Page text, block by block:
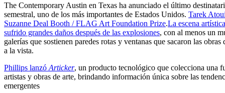
The Contemporary Austin en Texas ha anunciado el último
semestral, uno de los más importantes de Estados Unidos. Tarek
Suzanne Deal Booth / FLAG Art Foundation Prize.La escena
sufrido grandes daños después de las explosiones, con al menos un
galerías que sostienen paredes rotas y ventanas que sacaron las obras
a la vista.
Phillips lanzó Articker, un producto tecnológico que colecciona una
artistas y obras de arte, brindando información única sobre las
emergentes